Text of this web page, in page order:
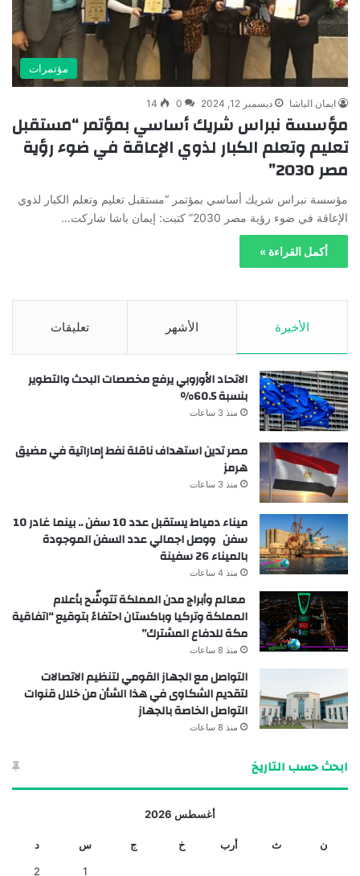
مؤتمرات
ايمان الباشا ديسمبر 12, 2024 0
14
مؤسسة نبراس شريك أساسي بمؤتمر “مستقبل
تعليم وتعلم الكبار لذوي الإعاقة في ضوء رؤية
مصر 2030”
مؤسسة نبراس شريك أساسي بمؤتمر “مستقبل تعليم وتعلم الكبار لذوي
الإعاقة في ضوء رؤية مصر 2030” كتبت: إيمان باشا شاركت…
أكمل القراءة »
الأخيرة الأشهر تعليقات
الاتحاد الأوروبي يرفع مخصصات البحث والتطوير
بنسبة 60.5%
منذ 3 ساعات
مصر تدين استهداف ناقلة نفط إماراتية في مضيق
هرمز
منذ 3 ساعات
ميناء دمياط يستقبل عدد 10 سفن .. بينما غادر 10
سفن ووصل اجمالي عدد السفن الموجودة
بالميناء 26 سفينة
منذ 4 ساعات
معالم وأبراج مدن المملكة تتوشّح بأعلام
المملكة وتركيا وباكستان احتفاءً بتوقيع “اتفاقية
مكة للدفاع المشترك”
منذ 8 ساعات
التواصل مع الجهاز القومي لتنظيم الاتصالات
لتقديم الشكاوى في هذا الشأن من خلال قنوات
التواصل الخاصة بالجهاز
منذ 8 ساعات
ابحث حسب التاريخ
أغسطس 2026
ن ث أرب خ ج س د
1
2